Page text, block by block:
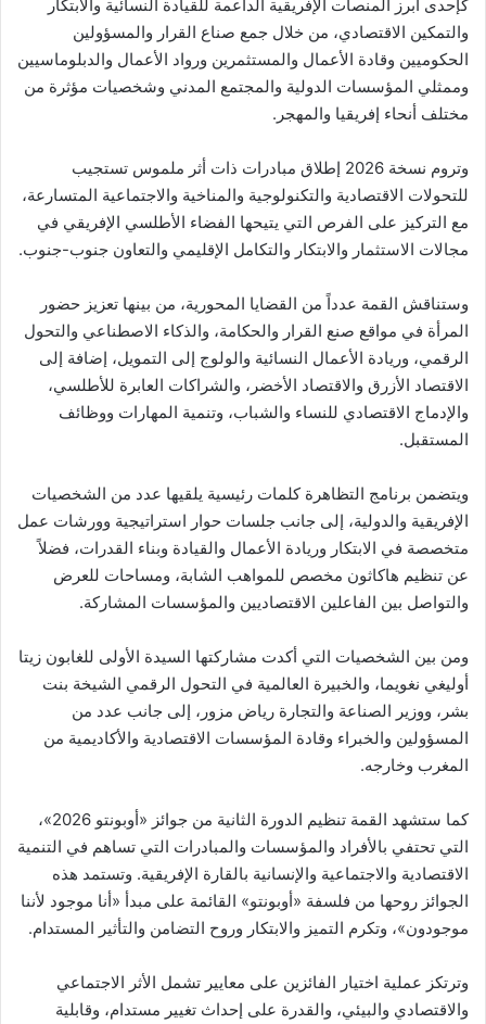
كإحدى أبرز المنصات الإفريقية الداعمة للقيادة النسائية والابتكار
والتمكين الاقتصادي، من خلال جمع صناع القرار والمسؤولين
الحكوميين وقادة الأعمال والمستثمرين ورواد الأعمال والدبلوماسيين
وممثلي المؤسسات الدولية والمجتمع المدني وشخصيات مؤثرة من
مختلف أنحاء إفريقيا والمهجر.
وتروم نسخة 2026 إطلاق مبادرات ذات أثر ملموس تستجيب
للتحولات الاقتصادية والتكنولوجية والمناخية والاجتماعية المتسارعة،
مع التركيز على الفرص التي يتيحها الفضاء الأطلسي الإفريقي في
مجالات الاستثمار والابتكار والتكامل الإقليمي والتعاون جنوب-جنوب.
وستناقش القمة عدداً من القضايا المحورية، من بينها تعزيز حضور
المرأة في مواقع صنع القرار والحكامة، والذكاء الاصطناعي والتحول
الرقمي، وريادة الأعمال النسائية والولوج إلى التمويل، إضافة إلى
الاقتصاد الأزرق والاقتصاد الأخضر، والشراكات العابرة للأطلسي،
والإدماج الاقتصادي للنساء والشباب، وتنمية المهارات ووظائف
المستقبل.
ويتضمن برنامج التظاهرة كلمات رئيسية يلقيها عدد من الشخصيات
الإفريقية والدولية، إلى جانب جلسات حوار استراتيجية وورشات عمل
متخصصة في الابتكار وريادة الأعمال والقيادة وبناء القدرات، فضلاً
عن تنظيم هاكاثون مخصص للمواهب الشابة، ومساحات للعرض
والتواصل بين الفاعلين الاقتصاديين والمؤسسات المشاركة.
ومن بين الشخصيات التي أكدت مشاركتها السيدة الأولى للغابون زيتا
أوليغي نغويما، والخبيرة العالمية في التحول الرقمي الشيخة بنت
بشر، ووزير الصناعة والتجارة رياض مزور، إلى جانب عدد من
المسؤولين والخبراء وقادة المؤسسات الاقتصادية والأكاديمية من
المغرب وخارجه.
كما ستشهد القمة تنظيم الدورة الثانية من جوائز «أوبونتو 2026»،
التي تحتفي بالأفراد والمؤسسات والمبادرات التي تساهم في التنمية
الاقتصادية والاجتماعية والإنسانية بالقارة الإفريقية. وتستمد هذه
الجوائز روحها من فلسفة «أوبونتو» القائمة على مبدأ «أنا موجود لأننا
موجودون»، وتكرم التميز والابتكار وروح التضامن والتأثير المستدام.
وترتكز عملية اختيار الفائزين على معايير تشمل الأثر الاجتماعي
والاقتصادي والبيئي، والقدرة على إحداث تغيير مستدام، وقابلية